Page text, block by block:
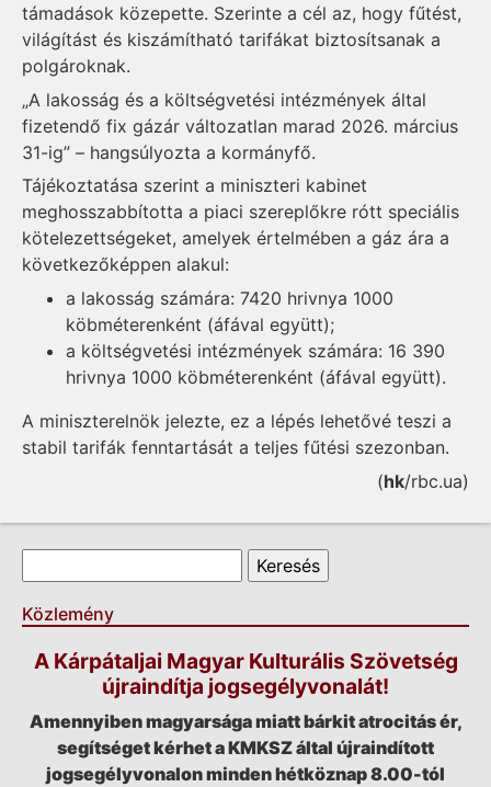
támadások közepette. Szerinte a cél az, hogy fűtést,
világítást és kiszámítható tarifákat biztosítsanak a
polgároknak.
„A lakosság és a költségvetési intézmények által
fizetendő fix gázár változatlan marad 2026. március
31-ig” – hangsúlyozta a kormányfő.
Tájékoztatása szerint a miniszteri kabinet
meghosszabbította a piaci szereplőkre rótt speciális
kötelezettségeket, amelyek értelmében a gáz ára a
következőképpen alakul:
a lakosság számára: 7420 hrivnya 1000
köbméterenként (áfával együtt);
a költségvetési intézmények számára: 16 390
hrivnya 1000 köbméterenként (áfával együtt).
A miniszterelnök jelezte, ez a lépés lehetővé teszi a
stabil tarifák fenntartását a teljes fűtési szezonban.
(hk/rbc.ua)
Keresés űrlap
Közlemény
A Kárpátaljai Magyar Kulturális Szövetség
újraindítja jogsegélyvonalát!
Amennyiben magyarsága miatt bárkit atrocitás ér,
segítséget kérhet a KMKSZ által újraindított
jogsegélyvonalon minden hétköznap 8.00-tól